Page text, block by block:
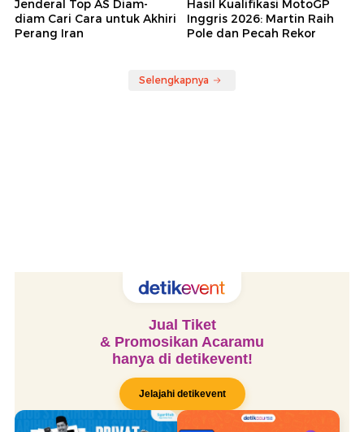
Jenderal Top AS Diam-
diam Cari Cara untuk Akhiri
Perang Iran
Hasil Kualifikasi MotoGP
Inggris 2026: Martin Raih
Pole dan Pecah Rekor
Selengkapnya